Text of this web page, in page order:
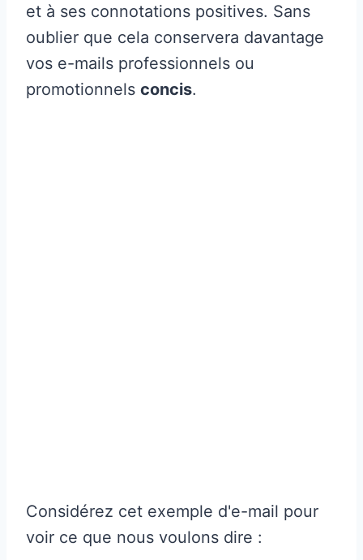
et à ses connotations positives. Sans
oublier que cela conservera davantage
vos e-mails professionnels ou
promotionnels concis.
Considérez cet exemple d'e-mail pour
voir ce que nous voulons dire :